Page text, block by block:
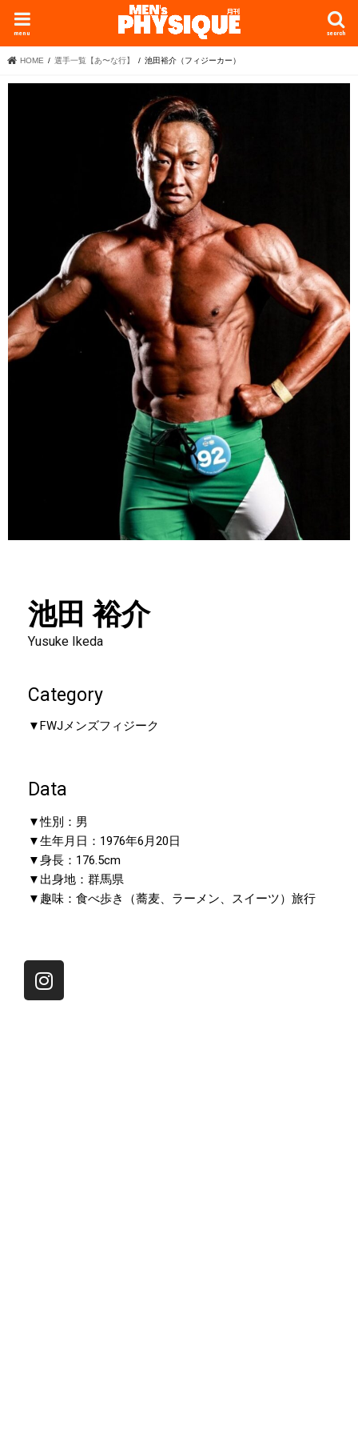
search
menu
HOME 選手一覧【あ〜な行】 池田裕介（フィジーカー）
池田 裕介
Yusuke Ikeda
Category
▼FWJメンズフィジーク
Data
▼性別：男
▼生年月日：1976年6月20日
▼身長：176.5cm
▼出身地：群馬県
▼趣味：食べ歩き（蕎麦、ラーメン、スイーツ）旅行